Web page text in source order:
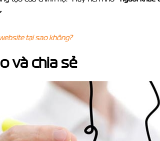
tại sao không?
và chia sẻ